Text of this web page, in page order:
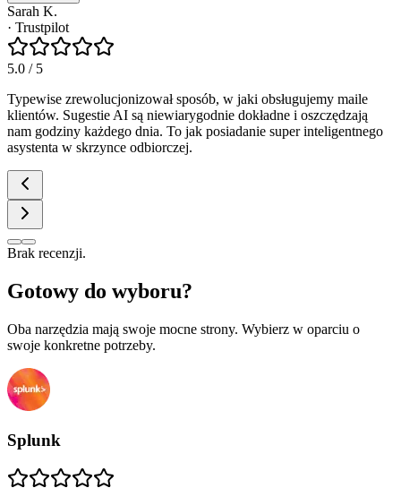
Sarah K.
· Trustpilot
5.0 / 5
Typewise zrewolucjonizował sposób, w jaki obsługujemy maile
klientów. Sugestie AI są niewiarygodnie dokładne i oszczędzają
nam godziny każdego dnia. To jak posiadanie super inteligentnego
asystenta w skrzynce odbiorczej.
Brak recenzji.
Gotowy do wyboru?
Oba narzędzia mają swoje mocne strony. Wybierz w oparciu o
swoje konkretne potrzeby.
Splunk